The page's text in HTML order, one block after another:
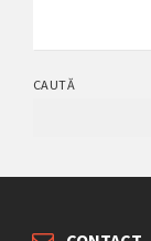
CAUTĂ